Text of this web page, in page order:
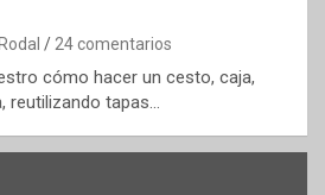
24 comentarios
cómo hacer un cesto, caja,
reutilizando tapas…